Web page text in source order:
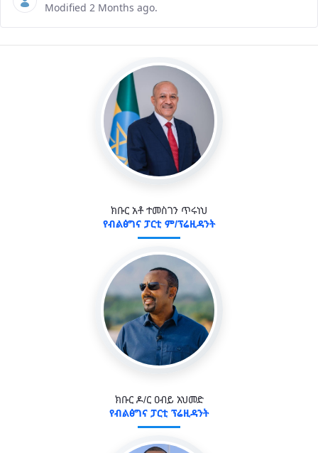
Modified 2 Months ago.
ክቡር አቶ ተመስገን ጥሩነህ
የብልፅግና ፓርቲ ም/ፕሬዚዳንት
ክቡር ዶ/ር ዐብይ አህመድ
የብልፅግና ፓርቲ ፕሬዚዳንት